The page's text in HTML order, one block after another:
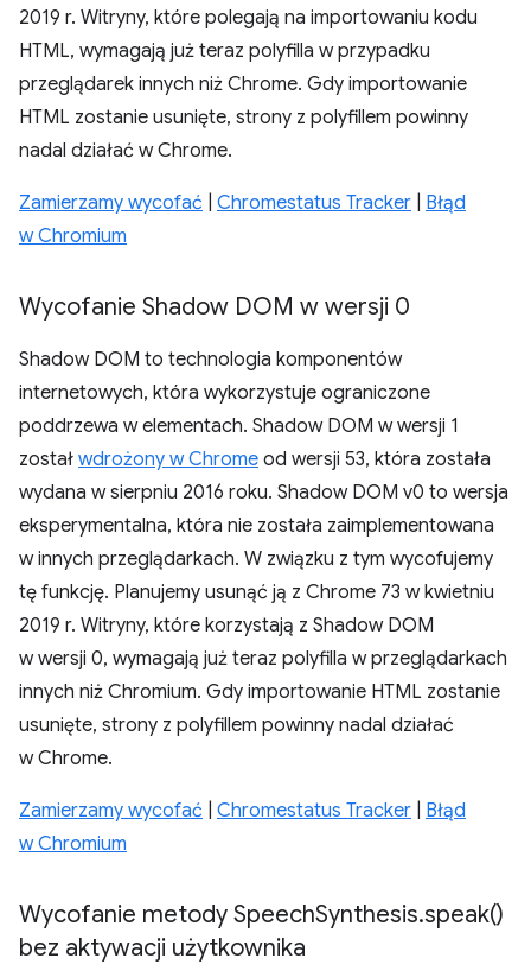
2019 r. Witryny, które polegają na importowaniu kodu
HTML, wymagają już teraz polyfilla w przypadku
przeglądarek innych niż Chrome. Gdy importowanie
HTML zostanie usunięte, strony z polyfillem powinny
nadal działać w Chrome.
Zamierzamy wycofać Chromestatus Tracker
Błąd
w Chromium
Wycofanie Shadow DOM w wersji 0
Shadow DOM to technologia komponentów
internetowych, która wykorzystuje ograniczone
poddrzewa w elementach. Shadow DOM w wersji 1
został wdrożony w Chrome od wersji 53, która została
wydana w sierpniu 2016 roku. Shadow DOM v0 to wersja
eksperymentalna, która nie została zaimplementowana
w innych przeglądarkach. W związku z tym wycofujemy
tę funkcję. Planujemy usunąć ją z Chrome 73 w kwietniu
2019 r. Witryny, które korzystają z Shadow DOM
w wersji 0, wymagają już teraz polyfilla w przeglądarkach
innych niż Chromium. Gdy importowanie HTML zostanie
usunięte, strony z polyfillem powinny nadal działać
w Chrome.
Zamierzamy wycofać Chromestatus Tracker
Błąd
w Chromium
Wycofanie metody SpeechSynthesis.speak()
bez aktywacji użytkownika